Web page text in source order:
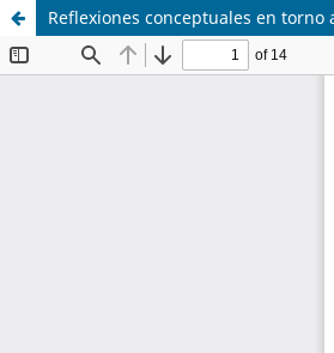
Reflexiones conceptuales en